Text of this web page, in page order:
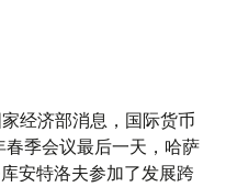
经济部消息，国际货币
季会议最后一天，哈萨
安特洛夫参加了发展跨